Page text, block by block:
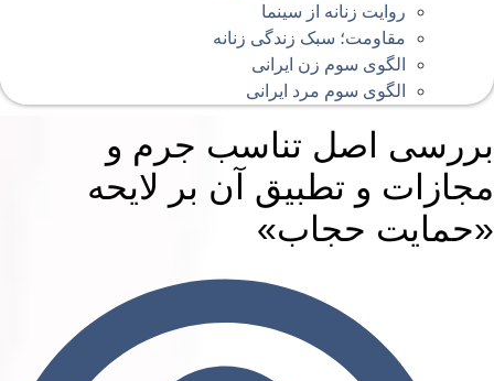
روایت زنانه از سینما
مقاومت؛ سبک زندگی زنانه
الگوی سوم زن ایرانی
الگوی سوم مرد ایرانی
اصل تناسب جرم و
و تطبیق آن بر لایحه
حجاب»